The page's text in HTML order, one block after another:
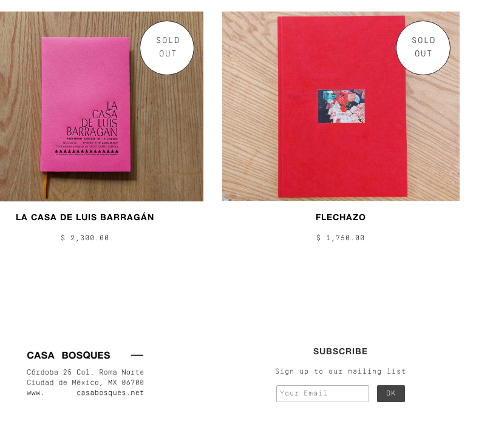
SOLD
OUT
LA CASA DE LUIS BARRAGÁN
$ 2,300.00
SOLD
OUT
FLECHAZO
$ 1,750.00
SUBSCRIBE
Sign up to our mailing list